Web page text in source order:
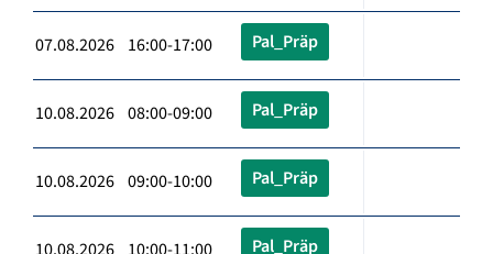
07.08.2026 16:00-17:00 Pal_Präp
10.08.2026 08:00-09:00 Pal_Präp
10.08.2026 09:00-10:00 Pal_Präp
Pal_Präp